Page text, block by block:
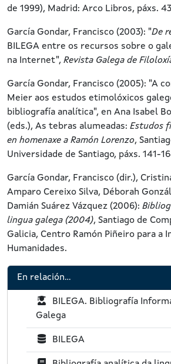
de 1999), Madrid: Arco Libros, páxs.
García Gondar, Francisco (2003): "De
BILEGA entre os recursos sobre o
na Internet", Revista Galega de
García Gondar, Francisco (2005): "A
Meier aos estudos etimolóxicos
bibliografía analítica", en Ana Isabel
(eds.), As tebras alumeadas: Estudos
en homenaxe a Ramón Lorenzo,
Universidade de Santiago, páxs. 141-
García Gondar, Francisco (dir.),
Amparo Cereixo Silva, Déborah
Damián Suárez Vázquez (2006):
lingua galega (2004), Santiago de
Galicia, Centro Ramón Piñeiro para a
Humanidades.
En relación...
R
X
BILEGA. Bibliografía
Galega
D
BILEGA